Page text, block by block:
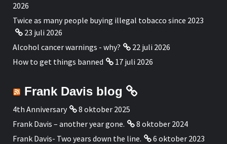
2026
Twice as many people buying illegal tobacco since 2023
23 juli 2026
Alcohol cancer warnings - why?
22 juli 2026
How to get things banned
17 juli 2026
Frank Davis blog
4th Anniversary
8 oktober 2025
Frank Davis – another year gone.
8 oktober 2024
Frank Davis- Two years down the line.
6 oktober 2023